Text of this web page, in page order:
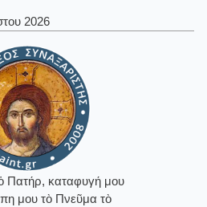
2026
Πατήρ, καταφυγή μου
μου τὸ Πνεῦμα τὸ